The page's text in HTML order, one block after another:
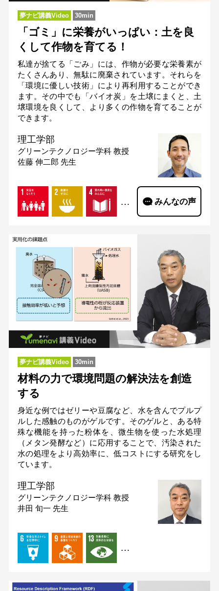
夢ナビ講義Video 30min
「ゴミ」に栄養がいっぱい：土を良
くして作物を育てる！
私達が捨てる「ごみ」には、作物が必要な栄養素が
たくさんあり、無駄に廃棄されています。それらを
「環境に優しい技術」により再利用することができ
ます。その中でも「バイオ炭」を土壌にまくと、土
壌環境を良くして、より多くの作物を育てることが
できます。
理工学部
グリーンテクノロジー学科 教授
佐藤 伸二郎 先生
… みんなの声
夢ナビ講義Video 30min
材料の力で環境問題の解決法を創造
する
身近な例ではゼリーや豆腐など、水を含んでプルプ
ルした感触のものがゲルです。そのゲルと、ある特
殊な機能を持った粉体を、微生物を使った水処理
（メタン発酵など）に応用することで、汚染された
水の処理をより高効率に、低コストにする研究をし
ています。
理工学部
グリーンテクノロジー学科 教授
井田 旬一 先生
…